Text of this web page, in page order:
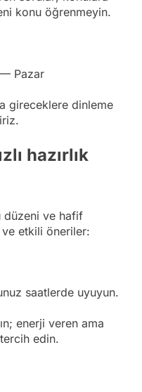
konu öğrenmeyin.
Pazar
gireceklere dinleme
hazırlık
düzeni ve hafif
etkili öneriler:
saatlerde uyuyun.
enerji veren ama
edin.